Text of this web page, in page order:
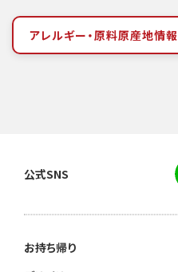
アレルギー・原料原産地情報
公式SNS
お持ち帰り